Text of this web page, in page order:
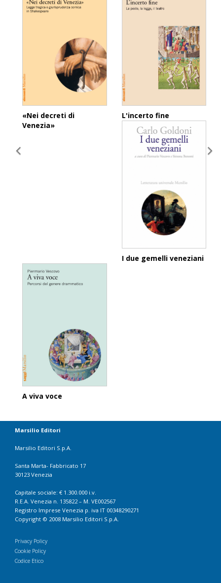
«Nei decreti di
Venezia»
L'incerto fine
I due gemelli veneziani
A viva voce
Marsilio Editori
Marsilio Editori S.p.A.
Santa Marta- Fabbricato 17
30123 Venezia
Capitale sociale: € 1.300.000 i.v.
R.E.A. Venezia n. 135822 – M. VE002567
Registro Imprese Venezia p. iva IT 00348290271
Copyright © 2008 Marsilio Editori S.p.A.
Privacy Policy
Cookie Policy
Codice Etico